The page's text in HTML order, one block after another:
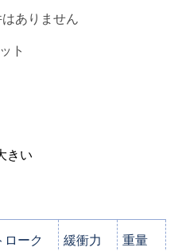
ありません
ト
きい
ローク
緩衝力
重量